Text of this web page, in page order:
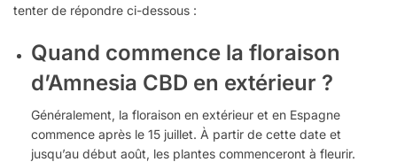
tenter de répondre ci-dessous :
Quand commence la floraison
d’Amnesia CBD en extérieur ?
Généralement, la floraison en extérieur et en Espagne
commence après le 15 juillet. À partir de cette date et
jusqu’au début août, les plantes commenceront à fleurir.